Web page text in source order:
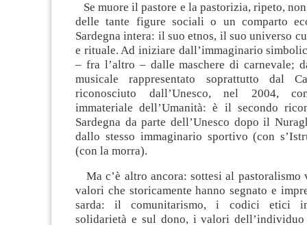
Se muore il pastore e la pastorizia, ripeto,
delle tante figure sociali o un comparto
Sardegna intera: il suo etnos, il suo universo
e rituale. Ad iniziare dall’immaginario
– fra l’altro – dalle maschere di carnevale;
musicale rappresentato soprattutto dal
riconosciuto dall’Unesco, nel 2004,
immateriale dell’Umanità: è il secondo
Sardegna da parte dell’Unesco dopo il
dallo stesso immaginario sportivo (con
(con la morra).
Ma c’è altro ancora: sottesi al pastoralismo
valori che storicamente hanno segnato e
sarda: il comunitarismo, i codici etici
solidarietà e sul dono, i valori